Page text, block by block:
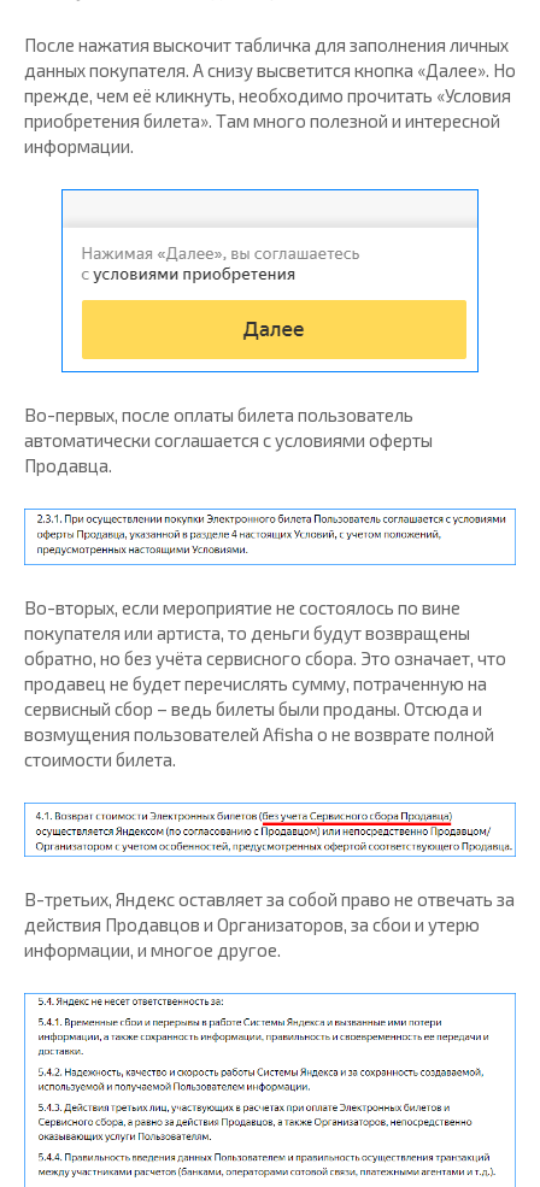
После нажатия выскочит табличка для заполнения личных
данных покупателя. А снизу высветится кнопка «Далее». Но
прежде, чем её кликнуть, необходимо прочитать «Условия
приобретения билета». Там много полезной и интересной
информации.
Во-первых, после оплаты билета пользователь
автоматически соглашается с условиями оферты
Продавца.
Во-вторых, если мероприятие не состоялось по вине
покупателя или артиста, то деньги будут возвращены
обратно, но без учёта сервисного сбора. Это означает, что
продавец не будет перечислять сумму, потраченную на
сервисный сбор – ведь билеты были проданы. Отсюда и
возмущения пользователей Afisha о не возврате полной
стоимости билета.
В-третьих, Яндекс оставляет за собой право не отвечать за
действия Продавцов и Организаторов, за сбои и утерю
информации, и многое другое.